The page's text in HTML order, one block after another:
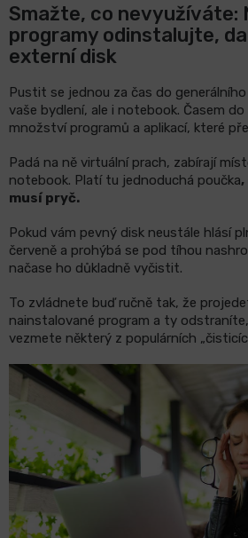
LCD
monitory
Příslušenství
Smažte, co nevyužíváte:
programy odinstalujte,
externí disk
Pustit se jednou za čas do
vaše bydlení, ale i notebook. Časem
množství programů a aplikací, které
Padá na ně virtuální prach, zabírají
notebook. Platí tu jednoduchá poučka
musí pryč.
Pokud vám pevný disk neustále hlásí
červeně a prohýbá se pod tíhou
načase ho důkladně vyčistit.
To zvládnete buď ručně tak, že
nainstalované program a ty
vezmete některý z populárních